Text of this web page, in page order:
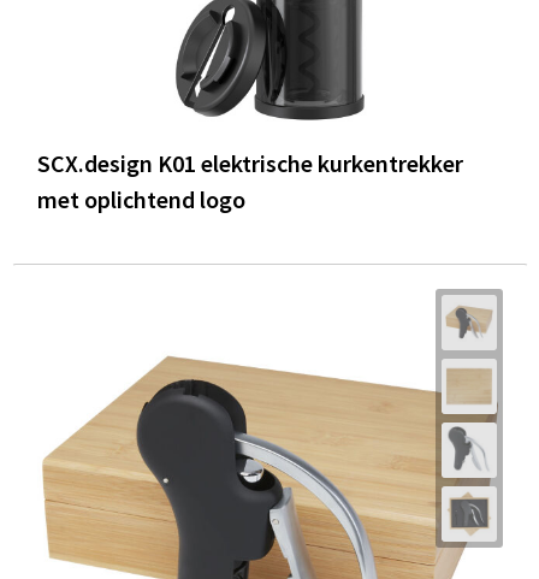
SCX.design K01 elektrische kurkentrekker
met oplichtend logo